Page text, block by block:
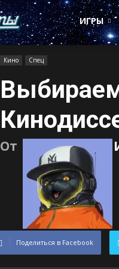
Котонавты
ИГРЫ
Кино Спец
От
Поделиться в Facebook